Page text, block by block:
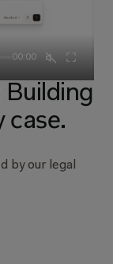
00:00
Building
case.
by our legal